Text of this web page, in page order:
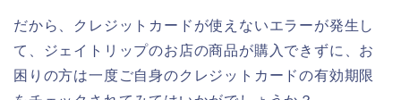
だから、クレジットカードが使えないエラーが発生し
て、ジェイトリップのお店の商品が購入できずに、お
困りの方は一度ご自身のクレジットカードの有効期限